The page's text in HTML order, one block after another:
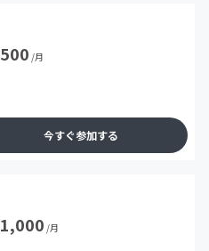
500 /月
今すぐ参加する
1,000 /月